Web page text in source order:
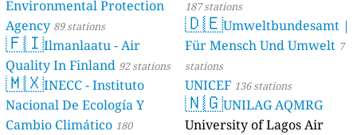
Environmental Protection
Agency 89 stations
🇫🇮Ilmanlaatu - Air
Quality In Finland 92 stations
🇲🇽INECC - Instituto
Nacional De Ecología Y
Cambio Climático 180
187 stations
🇩🇪Umweltbundesamt |
Für Mensch Und Umwelt 7
stations
UNICEF 136 stations
🇳🇬UNILAG AQMRG
University of Lagos Air